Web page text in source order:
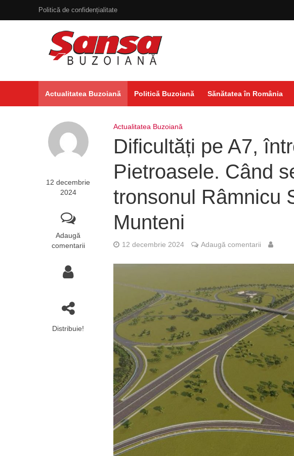
Politică de confidențialitate
Actualitatea Buzoiană Politică Buzoiană Sănătatea în România
12 decembrie
2024
Adaugă
comentarii
Distribuie!
Actualitatea Buzoiană
Dificultăți pe A7,
Pietroasele. Când
tronsonul Râmnicu
Munteni
12 decembrie 2024 Adaugă comentarii